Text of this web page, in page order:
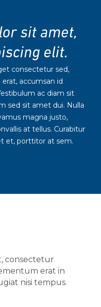
sit amet,
elit.
consectetur sed,
erat, accumsan id
ac diam sit
sed sit amet dui. Nulla
magna justo,
at tellus. Curabitur
et, porttitor at sem.
consectetur
erat in
nisi tempus.